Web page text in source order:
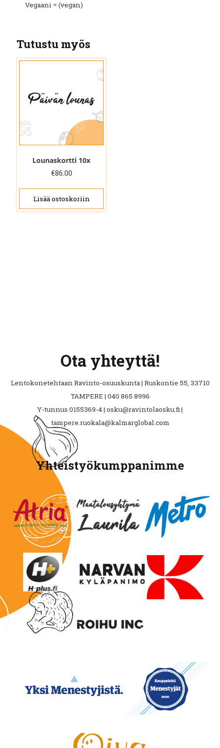
Vegaani = (vegan)
Tutustu myös
Lounaskortti 10x
€86.00
Lisää ostoskoriin
Ota yhteyttä!
Lentokonetehtaan Ravinto-osuuskunta | Ruskontie 55, 33710
TAMPERE | 040 865 8996
Y-tunnus 0155369-4 | osku@ravintolaosku.fi |
tampere.ruokala@kalmarglobal.com
Yhteistyökumppanimme